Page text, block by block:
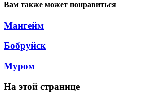
Вам также может понравиться
Мангейм
Бобруйск
Муром
На этой странице